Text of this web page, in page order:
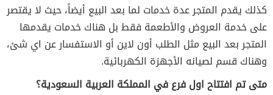
كذلك يقدم المتجر عدة خدمات لما بعد البيع أيضاً، حيث لا يقتصر
على خدمة العروض والأطعمة فقط بل هناك خدمات يقدمها
المتجر بعد البيع مثل الطلب أون لاين أو الاستفسار عن اي شئ،
وهناك قسم لصيانه الأجهزة الكهربائية.
متى تم افتتاح اول فرع في المملكة العربية السعودية؟